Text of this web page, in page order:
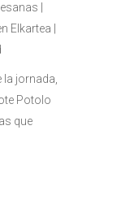
|
Elkartea |
jornada,
Potolo
que